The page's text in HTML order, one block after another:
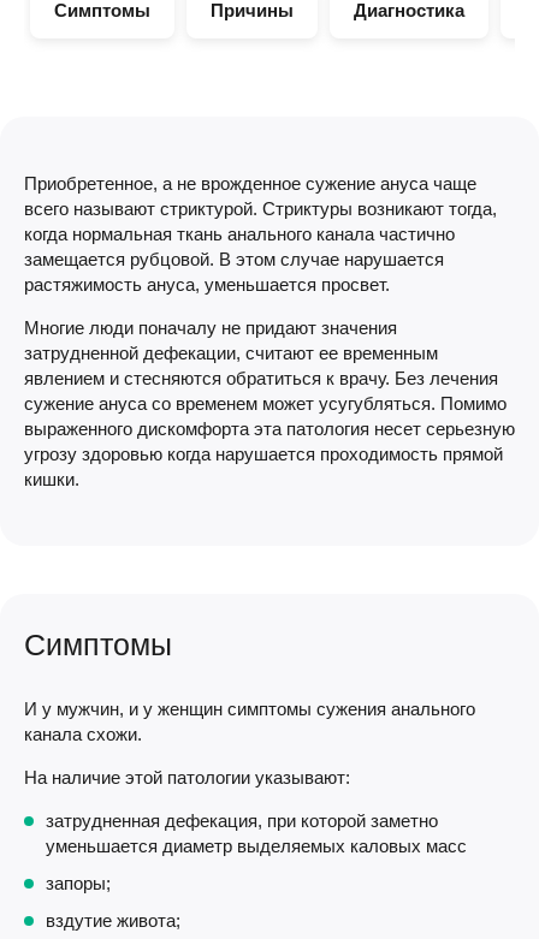
Симптомы Причины Диагностика
Приобретенное, а не врожденное сужение ануса чаще
всего называют стриктурой. Стриктуры возникают тогда,
когда нормальная ткань анального канала частично
замещается рубцовой. В этом случае нарушается
растяжимость ануса, уменьшается просвет.
Многие люди поначалу не придают значения
затрудненной дефекации, считают ее временным
явлением и стесняются обратиться к врачу. Без лечения
сужение ануса со временем может усугубляться. Помимо
выраженного дискомфорта эта патология несет серьезную
угрозу здоровью когда нарушается проходимость прямой
кишки.
Симптомы
И у мужчин, и у женщин симптомы сужения анального
канала схожи.
На наличие этой патологии указывают:
затрудненная дефекация, при которой заметно
уменьшается диаметр выделяемых каловых масс
запоры;
вздутие живота;